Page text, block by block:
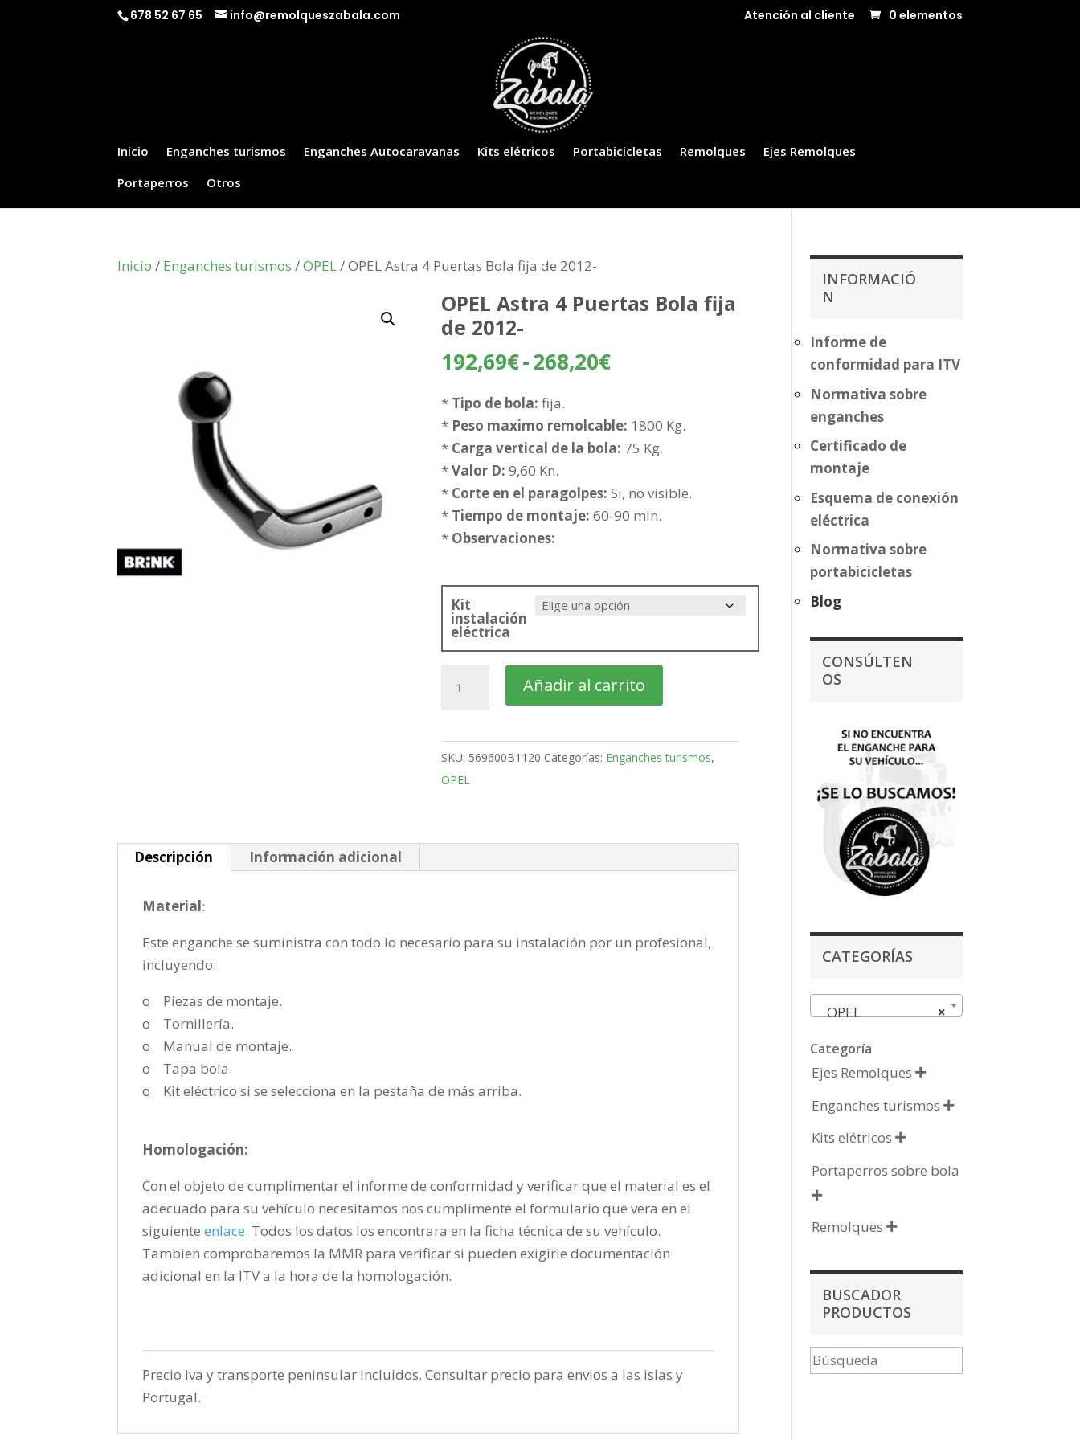
678 52 67 65 info@remolqueszabala.com Atención al cliente 0 elementos
Inicio Enganches turismos Enganches Autocaravanas Kits elétricos Portabicicletas Remolques
Ejes Remolques
Portaperros
Otros
Inicio / Enganches turismos /OPEL/ OPEL Astra 4 Puertas Bola fija de 2012-
OPEL Astra 4 Puertas Bola fija
de 2012-
192,69€-268,20€Rango
desde
192,69€
268,20€
* Tipo de bola: fija.
* Peso maximo remolcable: 1800 Kg.
* Carga vertical de la bola: 75 Kg.
*Valor D: 9,60 Kn.
* Corte en el paragolpes: Si, no visible.
* Tiempo de montaje: 60-90 min.
* Observaciones:
Kit
instalación
eléctrica
Astra
Puertas
Bola
fija
Añadir al carrito
SKU: 569600B1120 Categorías: Enganches turismos,
OPEL
Descripción Información adicional
Material:
Este enganche se suministra con todo lo necesario para su instalación por un profesional,
incluyendo:
o Piezas de montaje.
o Tornillería.
o Manual de montaje.
o Tapa bola.
o Kit eléctrico si se selecciona en la pestaña de más arriba.
Homologación:
Con el objeto de cumplimentar el informe de conformidad y verificar que el material es el
adecuado para su vehículo necesitamos nos cumplimente el formulario que vera en el
siguienteenlace. Todos los datos los encontrara en la ficha técnica de su vehículo.
Tambien comprobaremos la MMR para verificar si pueden exigirle documentación
adicional en la ITV a la hora de la homologación.
Precio iva y transporte peninsular incluidos. Consultar precio para envios a las islas y
Portugal.
INFORMACIÓ
N
Informe de
conformidad para ITV
Normativa sobre
enganches
Certificado de
montaje
Esquema de conexión
eléctrica
Normativa sobre
portabicicletas
Blog
CONSÚLTEN
OS
CATEGORÍAS
×
OPEL
Categoría
Ejes Remolques 
Enganches turismos 
Kits elétricos 
Portaperros sobre bola

Remolques 
BUSCADOR
PRODUCTOS